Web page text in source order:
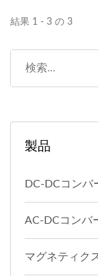
結果 1 - 3 の 3
製品
DC-DCコンバ
AC-DCコンバ
マグネティク